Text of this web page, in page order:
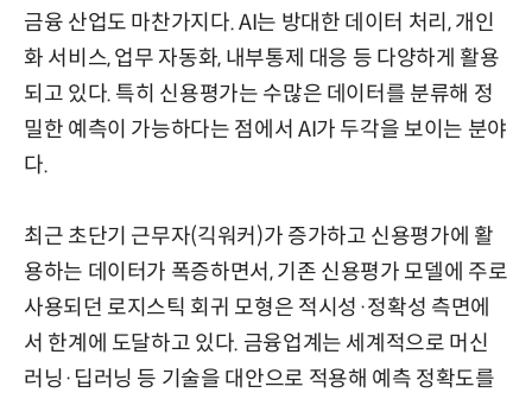
금융 산업도 마찬가지다. AI는 방대한 데이터 처리, 개인
화 서비스, 업무 자동화, 내부통제 대응 등 다양하게 활용
되고 있다. 특히 신용평가는 수많은 데이터를 분류해 정
밀한 예측이 가능하다는 점에서 AI가 두각을 보이는 분야
다.
최근 초단기 근무자(긱워커)가 증가하고 신용평가에 활
용하는 데이터가 폭증하면서, 기존 신용평가 모델에 주로
사용되던 로지스틱 회귀 모형은 적시성·정확성 측면에
서 한계에 도달하고 있다. 금융업계는 세계적으로 머신
러닝·딥러닝 등 기술을 대안으로 적용해 예측 정확도를